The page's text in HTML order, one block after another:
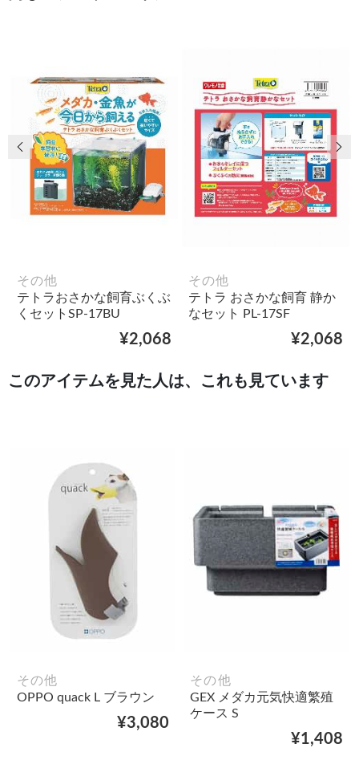
その他
テトラおさかな飼育ぶくぶ
くセットSP-17BU
¥2,068
その他
テトラ おさかな飼育 静か
なセット PL-17SF
¥2,068
前の画像 次
このアイテムを見た人は、これも見ています
その他
OPPO quack L ブラウン
¥3,080
その他
GEX メダカ元気快適繁殖
ケース S
¥1,408